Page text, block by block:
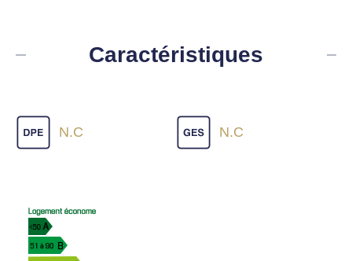
Caractéristiques
N.C N.C